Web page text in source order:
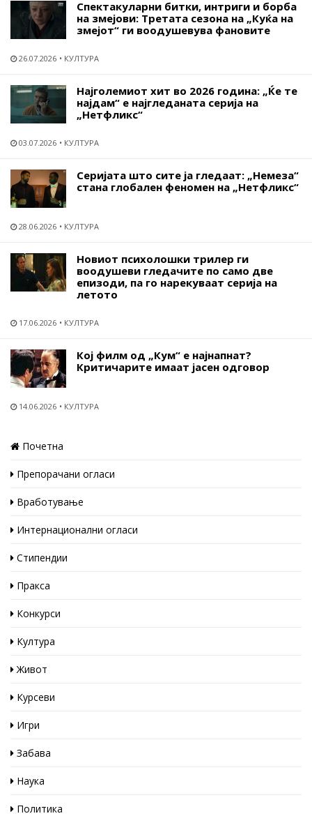
Спектакуларни битки, интриги и борба
на змејови: Третата сезона на „Куќа на
змејот“ ги воодушевува фановите
26.07.2026 КУЛТУРА
Најголемиот хит во 2026 година: „Ќе те
најдам“ е најгледаната серија на
„Нетфликс“
03.07.2026 КУЛТУРА
Серијата што сите ја гледаат: „Немеза“
стана глобален феномен на „Нетфликс“
28.06.2026 КУЛТУРА
Новиот психолошки трилер ги
воодушеви гледачите по само две
епизоди, па го нарекуваат серија на
летото
17.06.2026 КУЛТУРА
Кој филм од „Кум“ е најнапнат?
Критичарите имаат јасен одговор
14.06.2026 КУЛТУРА
Почетна
Препорачани огласи
Вработување
Интернационални огласи
Стипендии
Пракса
Конкурси
Култура
Живот
Курсеви
Игри
Забава
Наука
Политика